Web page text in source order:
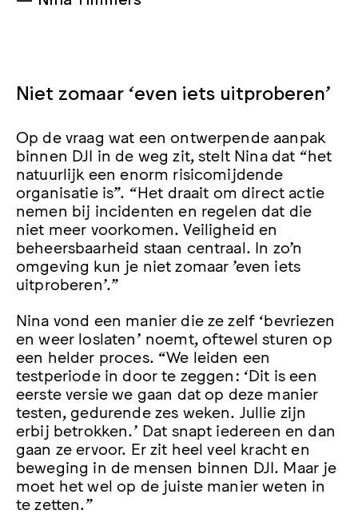
Niet zomaar ‘even iets uitproberen’
Op de vraag wat een ontwerpende aanpak
binnen DJI in de weg zit, stelt Nina dat “het
natuurlijk een enorm risicomijdende
organisatie is”. “Het draait om direct actie
nemen bij incidenten en regelen dat die
niet meer voorkomen. Veiligheid en
beheersbaarheid staan centraal. In zo’n
omgeving kun je niet zomaar ’even iets
uitproberen’.”
Nina vond een manier die ze zelf ‘bevriezen
en weer loslaten’ noemt, oftewel sturen op
een helder proces. “We leiden een
testperiode in door te zeggen: ‘Dit is een
eerste versie we gaan dat op deze manier
testen, gedurende zes weken. Jullie zijn
erbij betrokken.’ Dat snapt iedereen en dan
gaan ze ervoor. Er zit heel veel kracht en
beweging in de mensen binnen DJI. Maar je
moet het wel op de juiste manier weten in
te zetten.”